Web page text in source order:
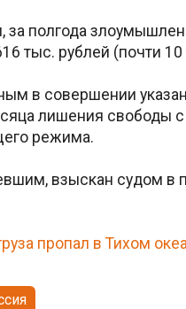
полгода
тыс. рублей (почти
в совершении
лишения свободы
режима.
взыскан судом в
пропал в Тихом